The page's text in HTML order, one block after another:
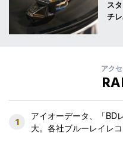
ス
チ
アク
1
アイオーデータ、「BD
大。各社ブルーレイレ